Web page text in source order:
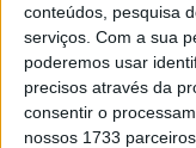
conteúdos, pesquisa
serviços. Com a sua
poderemos usar
precisos através da
consentir o
nossos 1733
As Sub-23 de
Desportivo Carla
outubro, e jogam
Manchester, no